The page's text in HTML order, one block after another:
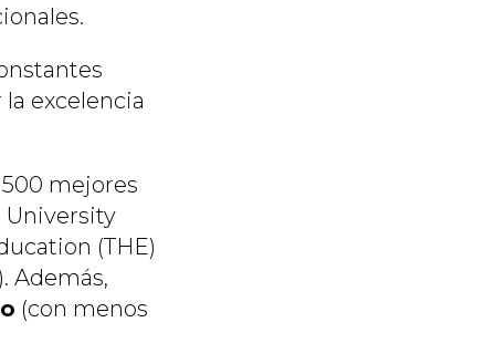
excelencia
mejores
University
(THE)
Además,
(con menos